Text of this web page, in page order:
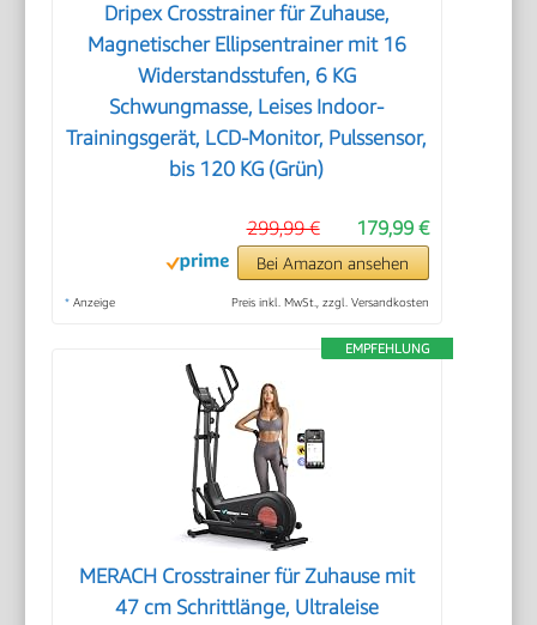
Dripex Crosstrainer für Zuhause,
Magnetischer Ellipsentrainer mit 16
Widerstandsstufen, 6 KG
Schwungmasse, Leises Indoor-
Trainingsgerät, LCD-Monitor, Pulssensor,
bis 120 KG (Grün)
179,99 €
299,99 €
Bei Amazon ansehen
* Anzeige Preis inkl. MwSt., zzgl. Versandkosten
EMPFEHLUNG
MERACH Crosstrainer für Zuhause mit
47 cm Schrittlänge, Ultraleise